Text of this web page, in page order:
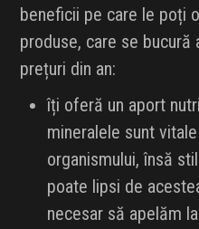
beneficii pe care le poți
produse, care se
prețuri din an:
îți oferă un aport
mineralele sunt
organismului, însă
poate lipsi de
necesar să apelăm